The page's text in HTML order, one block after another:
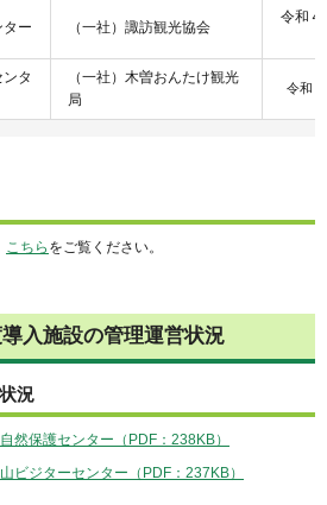
ー （一社）諏訪観光協会
令和４
タ
（一社）木曽おんたけ観光
局
令和
こちら をご覧ください。
入施設の管理運営状況
況
然保護センター（PDF：238KB）
ビジターセンター（PDF：237KB）